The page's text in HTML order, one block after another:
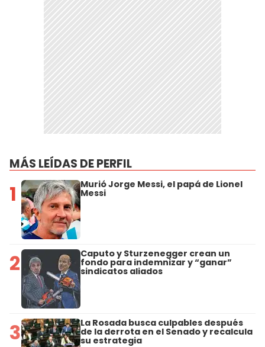
MÁS LEÍDAS DE PERFIL
1 Murió Jorge Messi, el papá de Lionel
Messi
2 Caputo y Sturzenegger crean un
fondo para indemnizar y “ganar”
sindicatos aliados
3 La Rosada busca culpables después
de la derrota en el Senado y recalcula
su estrategia